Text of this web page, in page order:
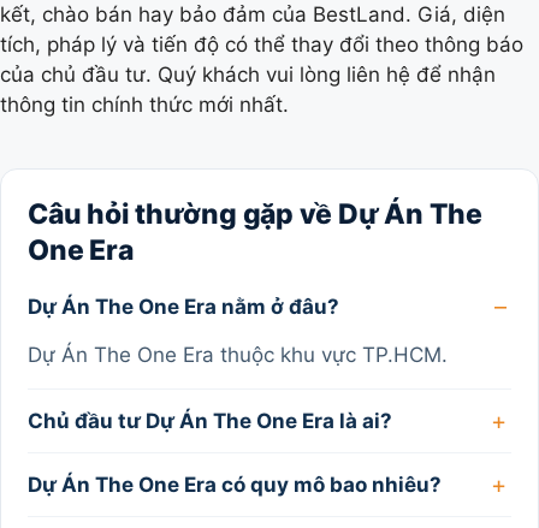
kết, chào bán hay bảo đảm của BestLand. Giá, diện
tích, pháp lý và tiến độ có thể thay đổi theo thông báo
của chủ đầu tư. Quý khách vui lòng liên hệ để nhận
thông tin chính thức mới nhất.
Câu hỏi thường gặp về Dự Án The
One Era
Dự Án The One Era nằm ở đâu?
Dự Án The One Era thuộc khu vực TP.HCM.
Chủ đầu tư Dự Án The One Era là ai?
Dự Án The One Era có quy mô bao nhiêu?